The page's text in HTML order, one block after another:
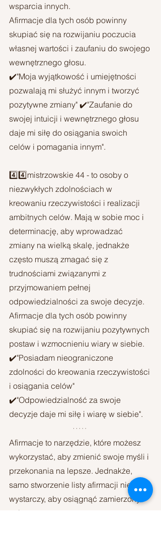
wsparcia innych.
Afirmacje dla tych osób powinny
skupiać się na rozwijaniu poczucia
własnej wartości i zaufaniu do swojego
wewnętrznego głosu.
✔️"Moja wyjątkowość i umiejętności
pozwalają mi służyć innym i tworzyć
pozytywne zmiany" ✔️"Zaufanie do
swojej intuicji i wewnętrznego głosu
daje mi siłę do osiągania swoich
celów i pomagania innym".
4️⃣4️⃣mistrzowskie 44 - to osoby o
niezwykłych zdolnościach w
kreowaniu rzeczywistości i realizacji
ambitnych celów. Mają w sobie moc i
determinację, aby wprowadzać
zmiany na wielką skalę, jednakże
często muszą zmagać się z
trudnościami związanymi z
przyjmowaniem pełnej
odpowiedzialności za swoje decyzje.
Afirmacje dla tych osób powinny
skupiać się na rozwijaniu pozytywnych
postaw i wzmocnieniu wiary w siebie.
✔️"Posiadam nieograniczone
zdolności do kreowania rzeczywistości
i osiągania celów"
✔️"Odpowiedzialność za swoje
decyzje daje mi siłę i wiarę w siebie".
Afirmacje to narzędzie, które możesz
wykorzystać, aby zmienić swoje myśli i
przekonania na lepsze. Jednakże,
samo stworzenie listy afirmacji nie
wystarczy, aby osiągnąć zamierzony
cel.